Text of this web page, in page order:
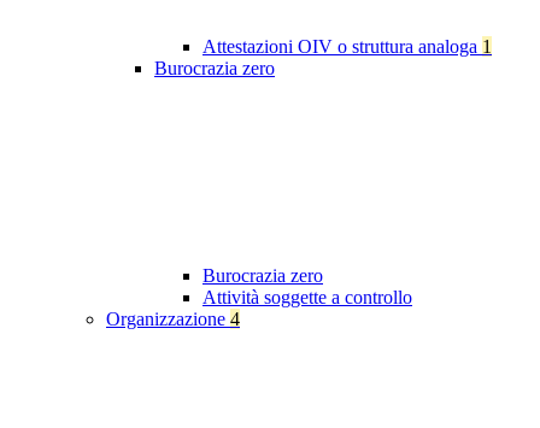
Attestazioni OIV o struttura analoga 1
Burocrazia zero
Burocrazia zero
Attività soggette a controllo
Organizzazione 4